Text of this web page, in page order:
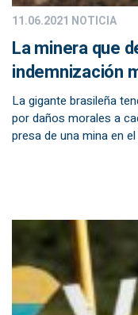
11.06.2021 NOTICIA
La minera que
indemnización
La gigante brasileña
por daños morales a
presa de una mina en